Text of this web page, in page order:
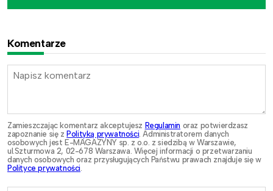
Komentarze
Zamieszczając komentarz akceptujesz Regulamin oraz potwierdzasz
zapoznanie się zPolityką prywatności . Administratorem danych
osobowych jest E-MAGAZYNY sp. z o.o. z siedzibą w Warszawie,
ul.Szturmowa 2, 02-678 Warszawa. Więcej informacji o przetwarzaniu
danych osobowych oraz przysługujących Państwu prawach znajduje się w
Polityce prywatności